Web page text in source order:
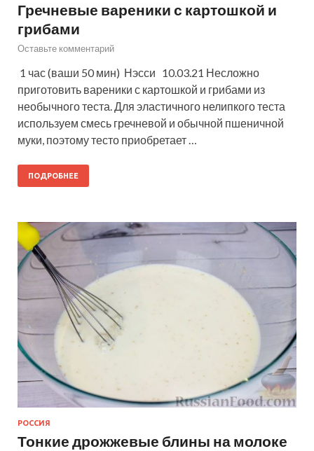
Гречневые вареники с картошкой и
грибами
Оставьте комментарий
1 час (ваши 50 мин) Нэсси 10.03.21 Несложно
приготовить вареники с картошкой и грибами из
необычного теста. Для эластичного нелипкого теста
используем смесь гречневой и обычной пшеничной
муки, поэтому тесто приобретает …
ПОДРОБНЕЕ
РОССИЯ
Тонкие дрожжевые блины на молоке